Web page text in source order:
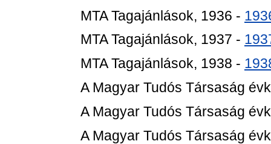
MTA Tagajánlások, 1936 -
MTA Tagajánlások, 1937 -
MTA Tagajánlások, 1938 -
A Magyar Tudós Társaság
A Magyar Tudós Társaság
A Magyar Tudós Társaság